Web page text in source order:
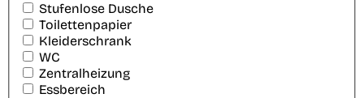
Stufenlose Dusche
Toilettenpapier
Kleiderschrank
WC
Zentralheizung
Essbereich